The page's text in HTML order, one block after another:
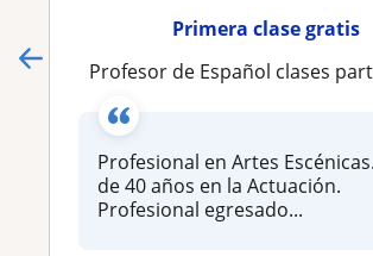
Primera clase gratis
Profesor de Español clases
Profesional en Artes
de 40 años en la Actuación.
Profesional egresado...